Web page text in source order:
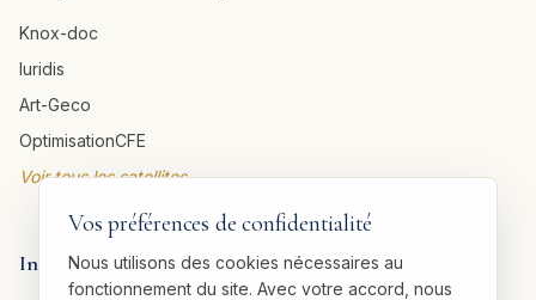
Knox-doc
Iuridis
Art-Geco
OptimisationCFE
Voir tous les satellites →
Informations légales
Vos préférences de confidentialité
Nous utilisons des cookies nécessaires au
fonctionnement du site. Avec votre accord, nous